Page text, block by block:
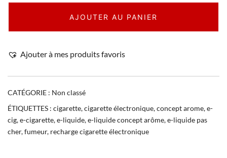
AJOUTER AU PANIER
Ajouter à mes produits favoris
CATÉGORIE : Non classé
ÉTIQUETTES : cigarette,cigarette électronique,concept arome,e-
cig,e-cigarette,e-liquide,e-liquide concept arôme,e-liquide pas
cher,fumeur, recharge cigarette électronique